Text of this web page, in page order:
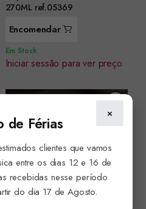
270ML ref.05369
Encomendar
Em Stock
Iniciar sessão para ver preço
×
de Férias
clientes que vamos
entre os dias 12 e 16 de
recebidas nesse período
do dia 17 de Agosto.